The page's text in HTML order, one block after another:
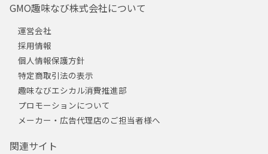
GMO趣味なび株式会社について
運営会社
採用情報
個人情報保護方針
特定商取引法の表示
趣味なびエシカル消費推進部
プロモーションについて
メーカー・広告代理店のご担当者様へ
関連サイト